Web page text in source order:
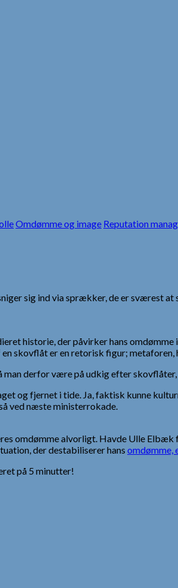
Omdømme og image Reputation
sig ind via sprækker, de er sværest
historie, der påvirker hans
skovflåt er en retorisk figur;
derfor være på udkig efter
og fjernet i tide. Ja, faktisk kunne
ved næste ministerrokade.
omdømme alvorligt. Havde Ulle
der destabiliserer hans omdømme,
på 5 minutter!